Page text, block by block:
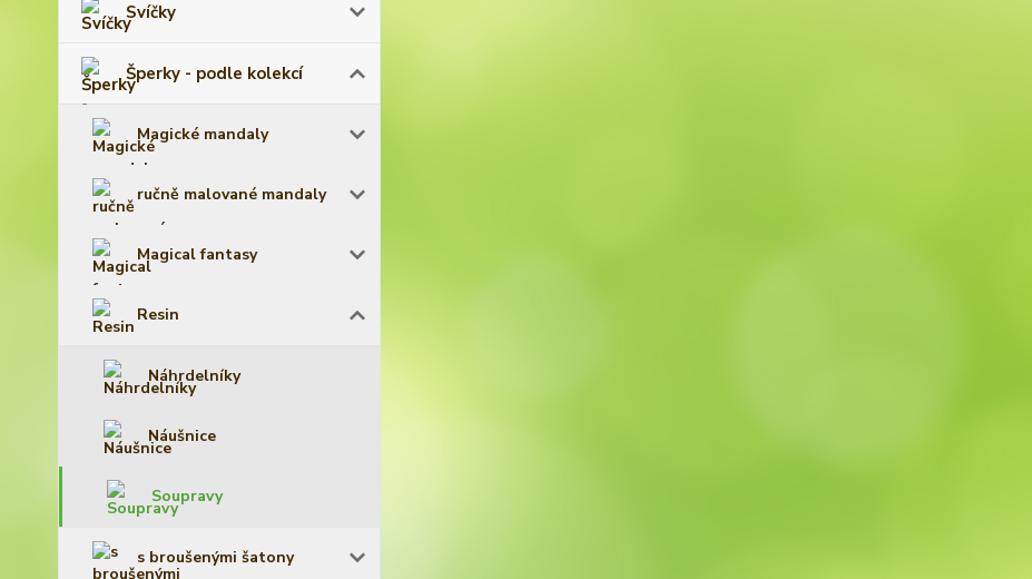
Svíčky
Šperky - podle kolekcí
Magické mandaly
ručně malované mandaly
Magical fantasy
Resin
Náhrdelníky
Náušnice
Soupravy
s broušenými šatony